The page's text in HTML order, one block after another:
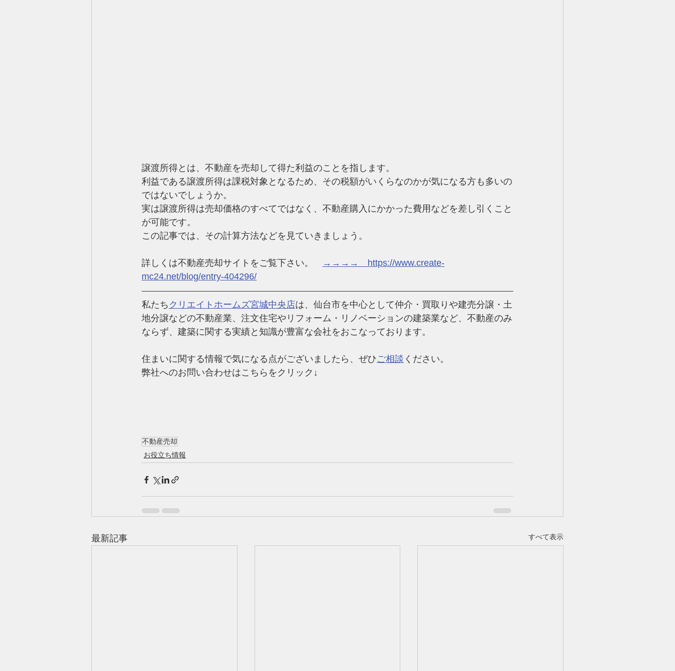
譲渡所得とは、不動産を売却して得た利益のことを指します。
利益である譲渡所得は課税対象となるため、その税額がいくらなのかが気になる方も多いの
ではないでしょうか。
実は譲渡所得は売却価格のすべてではなく、不動産購入にかかった費用などを差し引くこと
が可能です。
この記事では、その計算方法などを見ていきましょう。
詳しくは不動産売却サイトをご覧下さい。
→→→→　https://www.create-
mc24.net/blog/entry-404296/
私たち クリエイトホームズ宮城中央店は、仙台市を中心として仲介・買取りや建売分譲・土
地分譲などの不動産業、注文住宅やリフォーム・リノベーションの建築業など、 不動産のみ
ならず、建築に関する実績と知識が豊富な会社をおこなっております。
住まいに関する情報で気になる点がございましたら、ぜひご相談 ください。
弊社へのお問い合わせはこちらをクリック↓
不動産売却
お役立ち情報
最新記事 すべて表示